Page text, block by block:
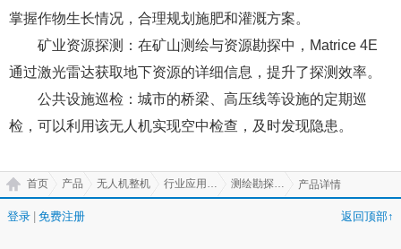
掌握作物生长情况，合理规划施肥和灌溉方案。
矿业资源探测：在矿山测绘与资源勘探中，Matrice 4E
通过激光雷达获取地下资源的详细信息，提升了探测效率。
公共设施巡检：城市的桥梁、高压线等设施的定期巡
检，可以利用该无人机实现空中检查，及时发现隐患。
首页 产品 无人机整机 行业应用无人机 测绘勘探无人机 产品详情
登录 免费注册 返回顶部↑